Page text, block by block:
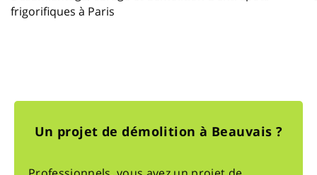
frigorifiques à Paris
Un projet de démolition à Beauvais ?